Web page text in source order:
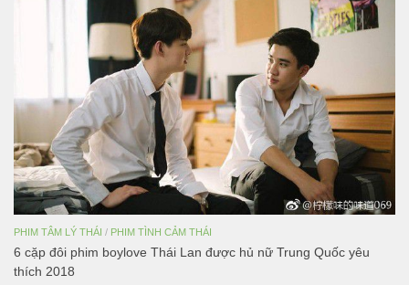
PHIM TÂM LÝ THÁI / PHIM TÌNH CẢM THÁI
6 cặp đôi phim boylove Thái Lan được hủ nữ Trung Quốc yêu
thích 2018